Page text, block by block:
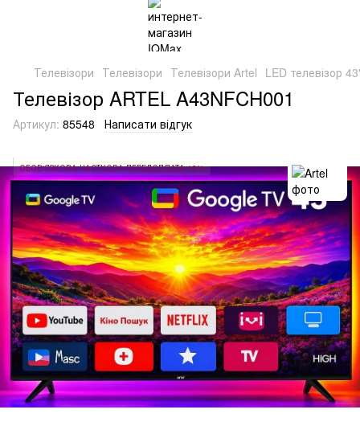
Телевізори Телевізори Телевізори Artel LED телевізор
Телевізор ARTEL A43NFCH001
Артикул: 85548 Написати відгук
ОБОВ'ЯЗКОВА ЧАСТКОВА ПЕРЕДОПЛАТА 10%